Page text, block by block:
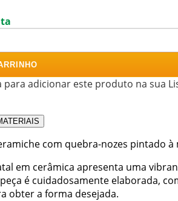
para adicionar este produto na sua
com quebra-nozes pintado à
em cerâmica apresenta uma
é cuidadosamente elaborada,
obter a forma desejada.